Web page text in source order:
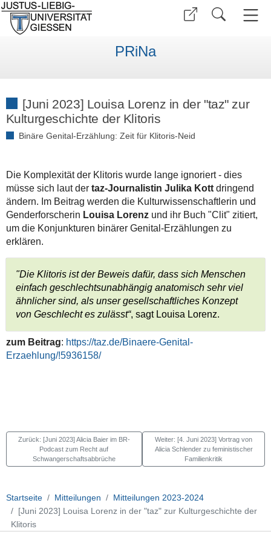
PRiNa
[Juni 2023] Louisa Lorenz in der "taz" zur
Kulturgeschichte der Klitoris
Binäre Genital-Erzählung: Zeit für Klitoris-Neid
Die Komplexität der Klitoris wurde lange ignoriert - dies
müsse sich laut der taz-Journalistin Julika Kottdringend
ändern. Im Beitrag werden die Kulturwissenschaftlerin und
Genderforscherin Louisa Lorenzund ihr Buch "Clit" zitiert,
um die Konjunkturen binärer Genital-Erzählungen zu
erklären.
"Die Klitoris ist der Beweis dafür, dass sich Menschen
einfach geschlechtsunabhängig anatomisch sehr viel
ähnlicher sind, als unser gesellschaftliches Konzept
von Geschlecht es zulässt“, sagt Louisa Lorenz.
zum Beitrag: https://taz.de/Binaere-Genital-
Erzaehlung/!5936158/
Zurück: [Juni 2023] Alicia Baier im BR-
Podcast zum Recht auf
Schwangerschaftsabbrüche
Weiter: [4. Juni 2023] Vortrag von
Alicia Schlender zu feministischer
Familienkritik
Startseite Mitteilungen
Mitteilungen 2023-2024
[Juni 2023] Louisa Lorenz in der "taz" zur Kulturgeschichte der
Klitoris